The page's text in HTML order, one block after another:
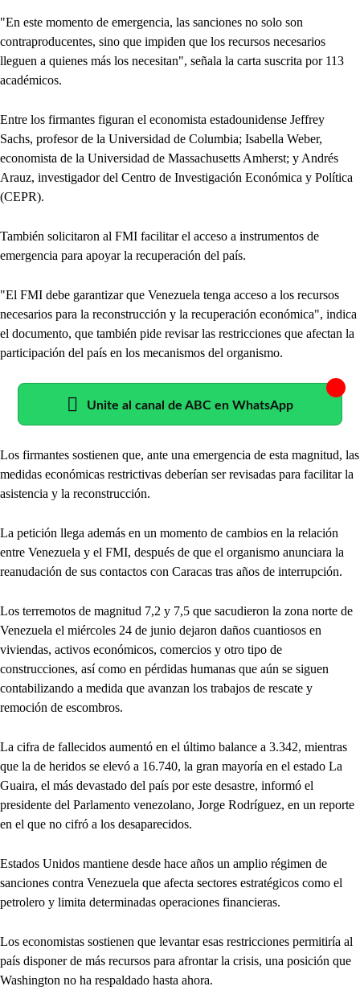
"En este momento de emergencia, las sanciones no solo son
contraproducentes, sino que impiden que los recursos necesarios
lleguen a quienes más los necesitan", señala la carta suscrita por 113
académicos.
Entre los firmantes figuran el economista estadounidense Jeffrey
Sachs, profesor de la Universidad de Columbia; Isabella Weber,
economista de la Universidad de Massachusetts Amherst; y Andrés
Arauz, investigador del Centro de Investigación Económica y Política
(CEPR).
También solicitaron al FMI facilitar el acceso a instrumentos de
emergencia para apoyar la recuperación del país.
"El FMI debe garantizar que Venezuela tenga acceso a los recursos
necesarios para la reconstrucción y la recuperación económica", indica
el documento, que también pide revisar las restricciones que afectan la
participación del país en los mecanismos del organismo.
Unite al canal de ABC en WhatsApp
Los firmantes sostienen que, ante una emergencia de esta magnitud, las
medidas económicas restrictivas deberían ser revisadas para facilitar la
asistencia y la reconstrucción.
La petición llega además en un momento de cambios en la relación
entre Venezuela y el FMI, después de que el organismo anunciara la
reanudación de sus contactos con Caracas tras años de interrupción.
Los terremotos de magnitud 7,2 y 7,5 que sacudieron la zona norte de
Venezuela el miércoles 24 de junio dejaron daños cuantiosos en
viviendas, activos económicos, comercios y otro tipo de
construcciones, así como en pérdidas humanas que aún se siguen
contabilizando a medida que avanzan los trabajos de rescate y
remoción de escombros.
La cifra de fallecidos aumentó en el último balance a 3.342, mientras
que la de heridos se elevó a 16.740, la gran mayoría en el estado La
Guaira, el más devastado del país por este desastre, informó el
presidente del Parlamento venezolano, Jorge Rodríguez, en un reporte
en el que no cifró a los desaparecidos.
Estados Unidos mantiene desde hace años un amplio régimen de
sanciones contra Venezuela que afecta sectores estratégicos como el
petrolero y limita determinadas operaciones financieras.
Los economistas sostienen que levantar esas restricciones permitiría al
país disponer de más recursos para afrontar la crisis, una posición que
Washington no ha respaldado hasta ahora.